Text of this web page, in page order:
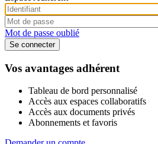
Mot de passe oublié
Vos avantages adhérent
Tableau de bord personnalisé
Accès aux espaces collaboratifs
Accès aux documents privés
Abonnements et favoris